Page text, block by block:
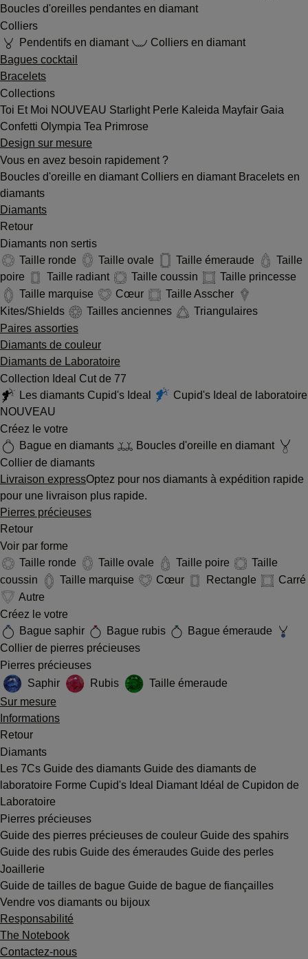
Boucles d'oreilles pendantes en diamant
Colliers
Pendentifs en diamant
Colliers en diamant
Bagues cocktail
Bracelets
Collections
Toi Et Moi NOUVEAU Starlight Perle Kaleida Mayfair Gaia
Confetti Olympia Tea Primrose
Design sur mesure
Vous en avez besoin rapidement ?
Boucles d'oreille en diamant Colliers en diamant Bracelets en
diamants
Diamants
Retour
Diamants non sertis
Taille ronde
Taille ovale Taille émeraude
Taille
poire
Taille radiant Taille coussin
Taille princesse
Taille marquise
Cœur
Taille Asscher
Kites/Shields
Tailles anciennes
Triangulaires
Paires assorties
Diamants de couleur
Diamants de Laboratoire
Collection Ideal Cut de 77
Les diamants Cupid's Ideal
Cupid's Ideal de laboratoire
NOUVEAU
Créez le votre
Bague en diamants
Boucles d'oreille en diamant
Collier de diamants
Livraison expressOptez pour nos diamants à expédition rapide
pour une livraison plus rapide.
Pierres précieuses
Retour
Voir par forme
Taille ronde
Taille ovale Taille poire
Taille
coussin
Taille marquise Cœur Rectangle
Carré
Autre
Créez le votre
Bague saphir
Bague rubis
Bague émeraude
Collier de pierres précieuses
Pierres précieuses
Saphir
Rubis
Taille émeraude
Sur mesure
Informations
Retour
Diamants
Les 7Cs Guide des diamants Guide des diamants de
laboratoire Forme Cupid's Ideal
Diamant Idéal de Cupidon de
Laboratoire
Pierres précieuses
Guide des pierres précieuses de couleur Guide des spahirs
Guide des rubis Guide des émeraudes Guide des perles
Joaillerie
Guide de tailles de bague Guide de bague de fiançailles
Vendre vos diamants ou bijoux
Responsabilité
The Notebook
Contactez-nous